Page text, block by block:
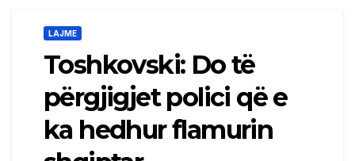
LAJME
Toshkovski: Do të
përgjigjet polici që e
ka hedhur flamurin